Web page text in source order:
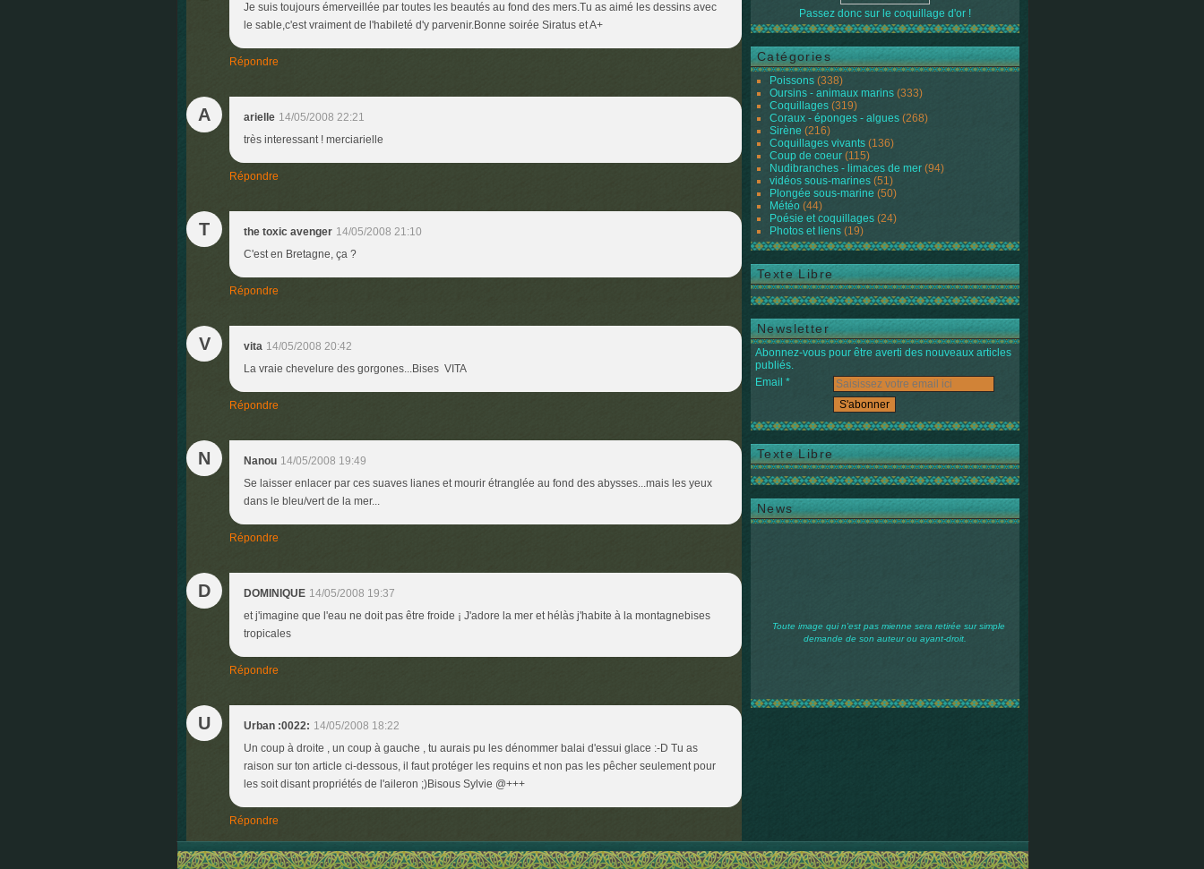
Je suis toujours émerveillée par toutes les beautés au fond des mers.Tu as aimé les dessins avec
le sable,c'est vraiment de l'habileté d'y parvenir.Bonne soirée Siratus et A+
Répondre
A arielle 14/05/2008 22:21
très interessant ! merciarielle
Répondre
T the toxic avenger 14/05/2008 21:10
C'est en Bretagne, ça ?
Répondre
V vita 14/05/2008 20:42
La vraie chevelure des gorgones...Bises VITA
Répondre
N Nanou 14/05/2008 19:49
Se laisser enlacer par ces suaves lianes et mourir étranglée au fond des abysses...mais les yeux
dans le bleu/vert de la mer...
Répondre
D DOMINIQUE 14/05/2008 19:37
et j'imagine que l'eau ne doit pas être froide ¡ J'adore la mer et hélàs j'habite à la montagnebises
tropicales
Répondre
U Urban :0022: 14/05/2008 18:22
Un coup à droite , un coup à gauche , tu aurais pu les dénommer balai d'essui glace :-D Tu as
raison sur ton article ci-dessous, il faut protéger les requins et non pas les pêcher seulement pour
les soit disant propriétés de l'aileron ;)Bisous Sylvie @+++
Répondre
Passez donc sur le coquillage d'or !
Catégories
Poissons (338)
Oursins - animaux marins (333)
Coquillages (319)
Coraux - éponges - algues (268)
Sirène (216)
Coquillages vivants (136)
Coup de coeur (115)
Nudibranches - limaces de mer (94)
vidéos sous-marines (51)
Plongée sous-marine (50)
Météo (44)
Poésie et coquillages (24)
Photos et liens (19)
Texte Libre
Newsletter
Abonnez-vous pour être averti des nouveaux articles
publiés.
Email
Texte Libre
News
Toute image qui n'est pas mienne sera retirée sur simple
demande de son auteur ou ayant-droit.